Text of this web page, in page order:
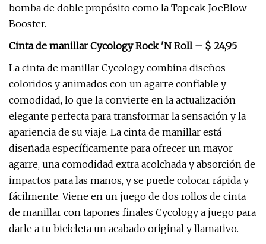
bomba de doble propósito como la Topeak JoeBlow
Booster.
Cinta de manillar Cycology Rock 'N Roll – $ 24,95
La cinta de manillar Cycology combina diseños
coloridos y animados con un agarre confiable y
comodidad, lo que la convierte en la actualización
elegante perfecta para transformar la sensación y la
apariencia de su viaje. La cinta de manillar está
diseñada específicamente para ofrecer un mayor
agarre, una comodidad extra acolchada y absorción de
impactos para las manos, y se puede colocar rápida y
fácilmente. Viene en un juego de dos rollos de cinta
de manillar con tapones finales Cycology a juego para
darle a tu bicicleta un acabado original y llamativo.